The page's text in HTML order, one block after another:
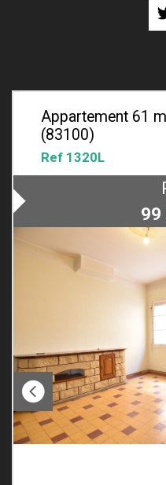
Appartement 61
(83100)
Ref 1320L
99